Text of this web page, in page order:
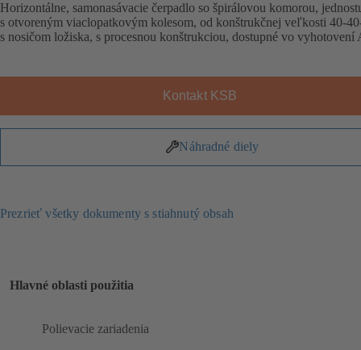
Horizontálne, samonasávacie čerpadlo so špirálovou komorou,
s otvoreným viaclopatkovým kolesom, od konštrukčnej veľkosti 40-
s nosičom ložiska, s procesnou konštrukciou, dostupné vo vyhotovení
Kontakt KSB
Náhradné diely
Prezrieť všetky dokumenty s stiahnutý obsah
Hlavné oblasti použitia
Polievacie zariadenia